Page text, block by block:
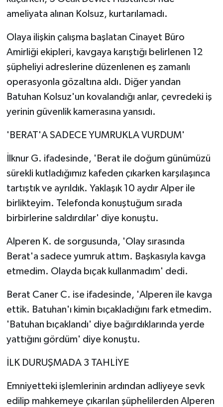
ameliyata alınan Kolsuz, kurtarılamadı.
Olaya ilişkin çalışma başlatan Cinayet Büro
Amirliği ekipleri, kavgaya karıştığı belirlenen 12
şüpheliyi adreslerine düzenlenen eş zamanlı
operasyonla gözaltına aldı. Diğer yandan
Batuhan Kolsuz'un kovalandığı anlar, çevredeki iş
yerinin güvenlik kamerasına yansıdı.
'BERAT'A SADECE YUMRUKLA VURDUM'
İlknur G. ifadesinde, 'Berat ile doğum günümüzü
sürekli kutladığımız kafeden çıkarken karşılaşınca
tartıştık ve ayrıldık. Yaklaşık 10 aydır Alper ile
birlikteyim. Telefonda konuştuğum sırada
birbirlerine saldırdılar' diye konuştu.
Alperen K. de sorgusunda, 'Olay sırasında
Berat'a sadece yumruk attım. Başkasıyla kavga
etmedim. Olayda bıçak kullanmadım' dedi.
Berat Caner C. ise ifadesinde, 'Alperen ile kavga
ettik. Batuhan'ı kimin bıçakladığını fark etmedim.
'Batuhan bıçaklandı' diye bağırdıklarında yerde
yattığını gördüm' diye konuştu.
İLK DURUŞMADA 3 TAHLİYE
Emniyetteki işlemlerinin ardından adliyeye sevk
edilip mahkemeye çıkarılan şüphelilerden Alperen